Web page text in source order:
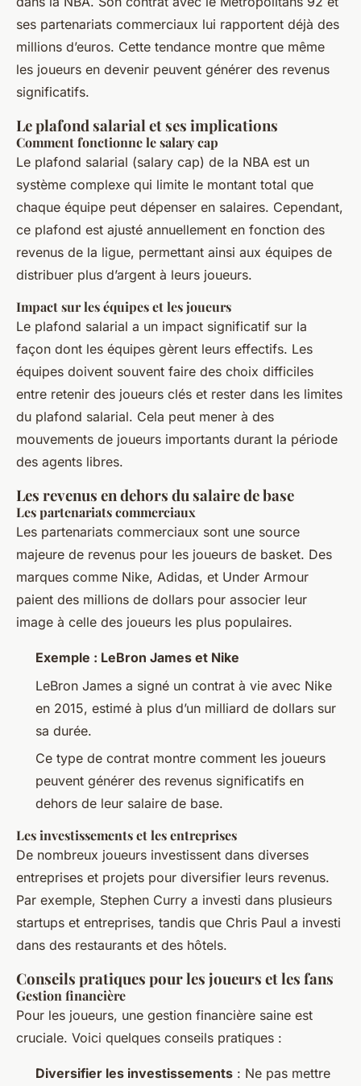
ses partenariats commerciaux lui rapportent déjà des
millions d’euros. Cette tendance montre que même
les joueurs en devenir peuvent générer des revenus
significatifs.
Le plafond salarial et ses implications
Comment fonctionne le salary cap
Le plafond salarial (salary cap) de la NBA est un
système complexe qui limite le montant total que
chaque équipe peut dépenser en salaires. Cependant,
ce plafond est ajusté annuellement en fonction des
revenus de la ligue, permettant ainsi aux équipes de
distribuer plus d’argent à leurs joueurs.
Impact sur les équipes et les joueurs
Le plafond salarial a un impact significatif sur la
façon dont les équipes gèrent leurs effectifs. Les
équipes doivent souvent faire des choix difficiles
entre retenir des joueurs clés et rester dans les limites
du plafond salarial. Cela peut mener à des
mouvements de joueurs importants durant la période
des agents libres.
Les revenus en dehors du salaire de base
Les partenariats commerciaux
Les partenariats commerciaux sont une source
majeure de revenus pour les joueurs de basket. Des
marques comme Nike, Adidas, et Under Armour
paient des millions de dollars pour associer leur
image à celle des joueurs les plus populaires.
Exemple : LeBron James et Nike
LeBron James a signé un contrat à vie avec Nike
en 2015, estimé à plus d’un milliard de dollars sur
sa durée.
Ce type de contrat montre comment les joueurs
peuvent générer des revenus significatifs en
dehors de leur salaire de base.
Les investissements et les entreprises
De nombreux joueurs investissent dans diverses
entreprises et projets pour diversifier leurs revenus.
Par exemple, Stephen Curry a investi dans plusieurs
startups et entreprises, tandis que Chris Paul a investi
dans des restaurants et des hôtels.
Conseils pratiques pour les joueurs et les fans
Gestion financière
Pour les joueurs, une gestion financière saine est
cruciale. Voici quelques conseils pratiques :
Diversifier les investissements : Ne pas mettre